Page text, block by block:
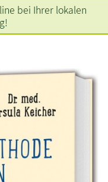
bei Ihrer lokalen